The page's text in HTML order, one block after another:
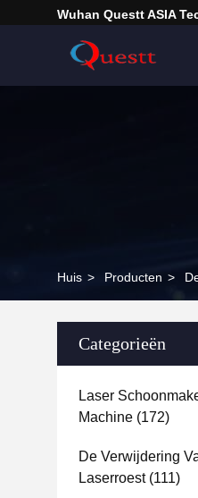
Wuhan Questt ASIA
Huis > Producten >
Categorieën
Laser
Machine (172)
De Verwijdering
Laserroest(111)